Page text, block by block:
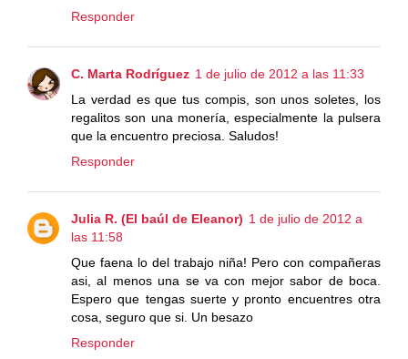
Responder
C. Marta Rodríguez 1 de julio de 2012 a las 11:33
La verdad es que tus compis, son unos soletes, los
regalitos son una monería, especialmente la pulsera
que la encuentro preciosa. Saludos!
Responder
Julia R. (El baúl de Eleanor) 1 de julio de 2012 a
las 11:58
Que faena lo del trabajo niña! Pero con compañeras
asi, al menos una se va con mejor sabor de boca.
Espero que tengas suerte y pronto encuentres otra
cosa, seguro que si. Un besazo
Responder